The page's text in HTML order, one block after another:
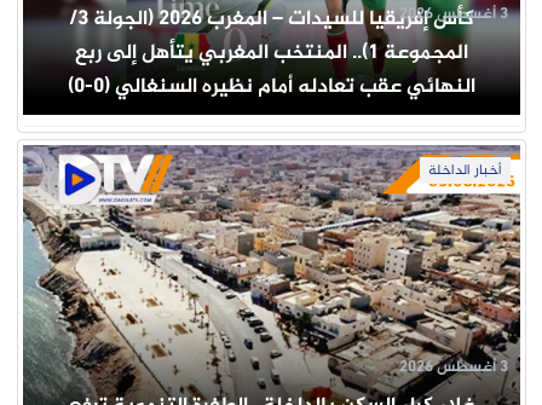
كأس إفريقيا للسيدات – المغرب 2026 (الجولة 3/
المجموعة 1).. المنتخب المغربي يتأهل إلى ربع
النهائي عقب تعادله أمام نظيره السنغالي (0-0)
3 أغسطس 2026
أخبار الداخلة
3 أغسطس 2026